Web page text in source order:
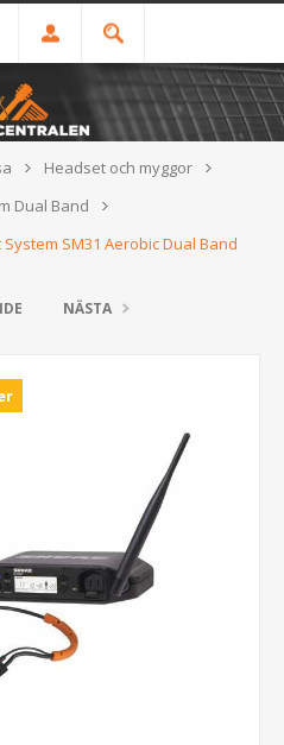
Headset och myggor
Dual Band
SM31 Aerobic Dual Band
NÄSTA